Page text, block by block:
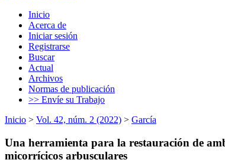
Inicio
Acerca de
Iniciar sesión
Registrarse
Buscar
Actual
Archivos
Normas de publicación
>> Envíe su Trabajo
Inicio > Vol. 42, núm. 2 (2022) > García
Una herramienta para la restauración de
micorrícicos arbusculares